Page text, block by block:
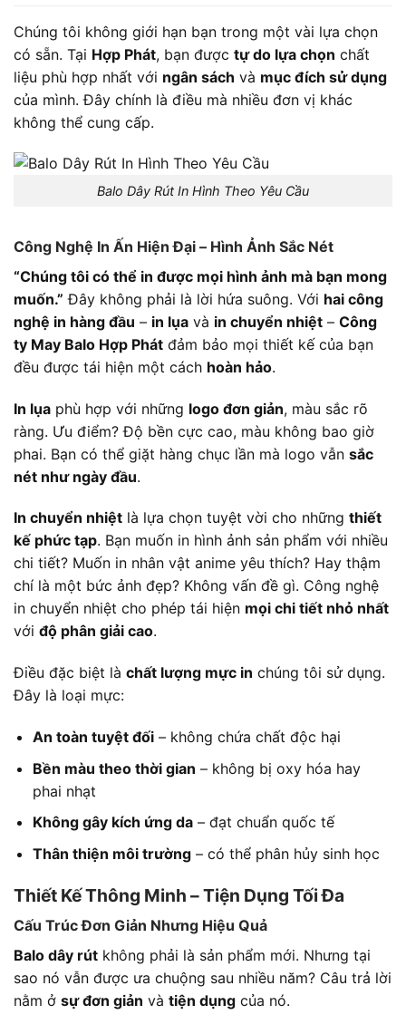
Chúng tôi không giới hạn bạn trong một vài lựa chọn
có sẵn. Tại Hợp Phát, bạn được tự do lựa chọn chất
liệu phù hợp nhất với ngân sách và mục đích sử dụng
của mình. Đây chính là điều mà nhiều đơn vị khác
không thể cung cấp.
Balo Dây Rút In Hình Theo Yêu Cầu
Công Nghệ In Ấn Hiện Đại – Hình Ảnh Sắc Nét
“Chúng tôi có thể in được mọi hình ảnh mà bạn mong
muốn.” Đây không phải là lời hứa suông. Với hai công
nghệ in hàng đầu – in lụa và in chuyển nhiệt – Công
ty May Balo Hợp Phát đảm bảo mọi thiết kế của bạn
đều được tái hiện một cách hoàn hảo.
In lụa phù hợp với những logo đơn giản, màu sắc rõ
ràng. Ưu điểm? Độ bền cực cao, màu không bao giờ
phai. Bạn có thể giặt hàng chục lần mà logo vẫn sắc
nét như ngày đầu.
In chuyển nhiệt là lựa chọn tuyệt vời cho những thiết
kế phức tạp. Bạn muốn in hình ảnh sản phẩm với nhiều
chi tiết? Muốn in nhân vật anime yêu thích? Hay thậm
chí là một bức ảnh đẹp? Không vấn đề gì. Công nghệ
in chuyển nhiệt cho phép tái hiện mọi chi tiết nhỏ nhất
với độ phân giải cao.
Điều đặc biệt là chất lượng mực in chúng tôi sử dụng.
Đây là loại mực:
An toàn tuyệt đối– không chứa chất độc hại
Bền màu theo thời gian – không bị oxy hóa hay
phai nhạt
Không gây kích ứng da– đạt chuẩn quốc tế
Thân thiện môi trường– có thể phân hủy sinh học
Thiết Kế Thông Minh – Tiện Dụng Tối Đa
Cấu Trúc Đơn Giản Nhưng Hiệu Quả
Balo dây rút không phải là sản phẩm mới. Nhưng tại
sao nó vẫn được ưa chuộng sau nhiều năm? Câu trả lời
nằm ở sự đơn giản và tiện dụng của nó.